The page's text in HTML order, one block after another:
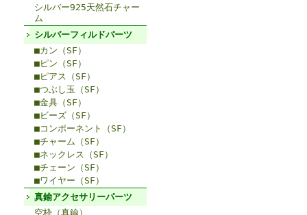
シルバー925天然石チャー
ム
シルバーフィルドパーツ
■カン（SF）
■ピン（SF）
■ピアス（SF）
■つぶし玉（SF）
■金具（SF）
■ビーズ（SF）
■コンポーネント（SF）
■チャーム（SF）
■ネックレス（SF）
■チェーン（SF）
■ワイヤー（SF）
真鍮アクセサリーパーツ
空枠（真鍮）